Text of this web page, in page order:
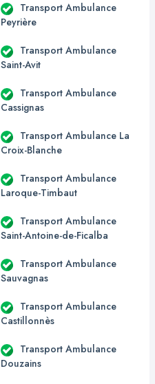
Transport Ambulance
Peyrière
Transport Ambulance
Saint-Avit
Transport Ambulance
Cassignas
Transport Ambulance La
Croix-Blanche
Transport Ambulance
Laroque-Timbaut
Transport Ambulance
Saint-Antoine-de-Ficalba
Transport Ambulance
Sauvagnas
Transport Ambulance
Castillonnès
Transport Ambulance
Douzains